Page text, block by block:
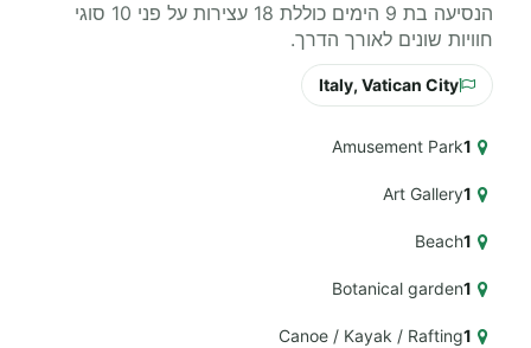
הנסיעה בת 9 הימים כוללת 18 עצירות על פני 10 סוגי
חוויות שונים לאורך הדרך.
Italy, Vatican City
1
Amusement Park
1
Art Gallery
1
Beach
1
Botanical garden
1
Canoe / Kayak / Rafting